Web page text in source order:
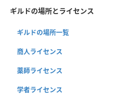
ギルドの場所とライセンス
ギルドの場所一覧
商人ライセンス
薬師ライセンス
学者ライセンス